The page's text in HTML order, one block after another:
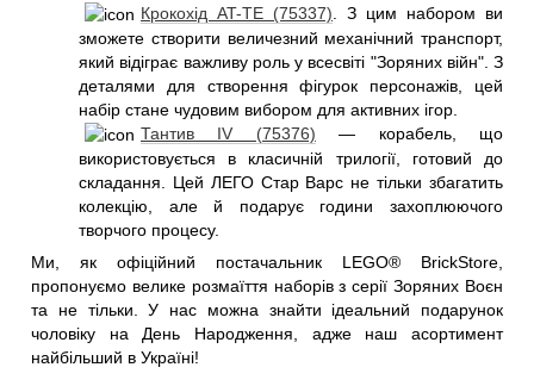
Крокохід AT-TE (75337) . З цим набором ви
зможете створити величезний механічний транспорт,
який відіграє важливу роль у всесвіті "Зоряних війн". З
деталями для створення фігурок персонажів, цей
набір стане чудовим вибором для активних ігор.
Тантив IV (75376) — корабель, що
використовується в класичній трилогії, готовий до
складання. Цей ЛЕГО Стар Варс не тільки збагатить
колекцію, але й подарує години захоплюючого
творчого процесу.
Ми, як офіційний постачальник LEGO® BrickStore,
пропонуємо велике розмаїття наборів з серії Зоряних Воєн
та не тільки. У нас можна знайти ідеальний подарунок
чоловіку на День Народження, адже наш асортимент
найбільший в Україні!